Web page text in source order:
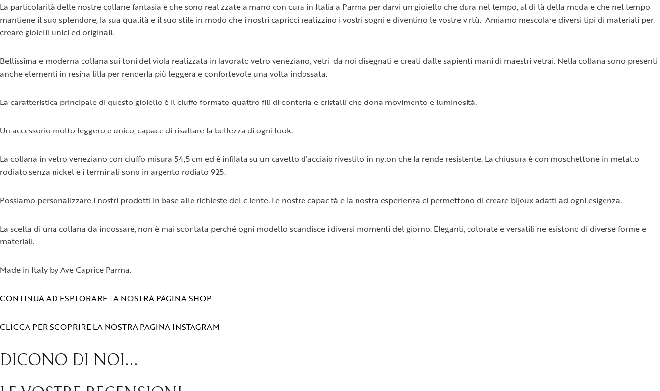
La particolarità delle nostre collane fantasia è che sono realizzate a mano con cura in Italia a Parma per darvi un gioiello che dura nel tempo, al di là della moda e che nel tempo
mantiene il suo splendore, la sua qualità e il suo stile in modo che i nostri capricci realizzino i vostri sogni e diventino le vostre virtù. Amiamo mescolare diversi tipi di materiali per
creare gioielli unici ed originali.
Bellissima e moderna collana sui toni del viola realizzata in lavorato vetro veneziano, vetri da noi disegnati e creati dalle sapienti mani di maestri vetrai. Nella collana sono presenti
anche elementi in resina lilla per renderla più leggera e confortevole una volta indossata.
La caratteristica principale di questo gioiello è il ciuffo formato quattro fili di conteria e cristalli che dona movimento e luminosità.
Un accessorio molto leggero e unico, capace di risaltare la bellezza di ogni look.
La collana in vetro veneziano con ciuffo misura 54,5 cm ed è infilata su un cavetto d’acciaio rivestito in nylon che la rende resistente. La chiusura è con moschettone in metallo
rodiato senza nickel e i terminali sono in argento rodiato 925.
Possiamo personalizzare i nostri prodotti in base alle richieste del cliente. Le nostre capacità e la nostra esperienza ci permettono di creare bijoux adatti ad ogni esigenza.
La scelta di una collana da indossare, non è mai scontata perché ogni modello scandisce i diversi momenti del giorno. Eleganti, colorate e versatili ne esistono di diverse forme e
materiali.
Made in Italy by Ave Caprice Parma.
CONTINUA AD ESPLORARE LA NOSTRA PAGINA SHOP
CLICCA PER SCOPRIRE LA NOSTRA PAGINA INSTAGRAM
DICONO DI NOI...